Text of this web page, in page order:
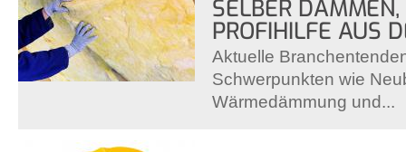
SELBER
PROFIHILFE AUS
Aktuelle
Schwerpunkten wie
Wärmedämmung und...